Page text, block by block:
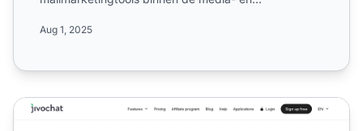
Aug 1, 2025
JivoChat Affiliate Programma